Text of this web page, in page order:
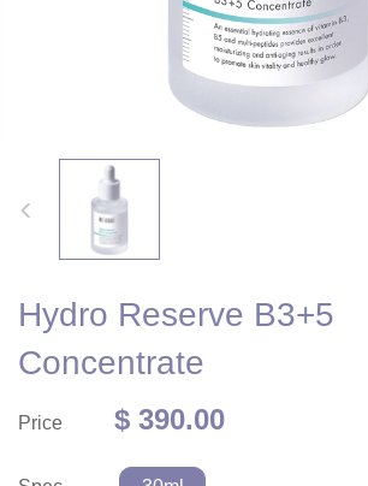
Hydro Reserve B3+5
Concentrate
Price $ 390.00